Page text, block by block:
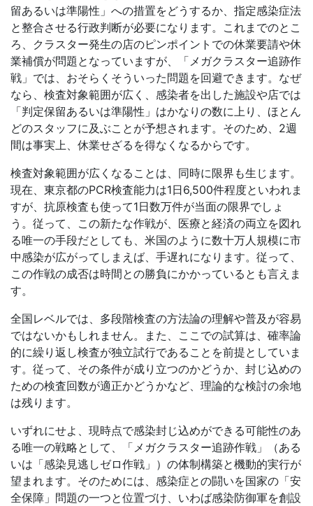
留あるいは準陽性」への措置をどうするか、指定感染症法
と整合させる行政判断が必要になります。これまでのとこ
ろ、クラスター発生の店のピンポイントでの休業要請や休
業補償が問題となっていますが、「メガクラスター追跡作
戦」では、おそらくそういった問題を回避できます。なぜ
なら、検査対象範囲が広く、感染者を出した施設や店では
「判定保留あるいは準陽性」はかなりの数に上り、ほとん
どのスタッフに及ぶことが予想されます。そのため、2週
間は事実上、休業せざるを得なくなるからです。
検査対象範囲が広くなることは、同時に限界も生じます。
現在、東京都のPCR検査能力は1日6,500件程度といわれま
すが、抗原検査も使って1日数万件が当面の限界でしょ
う。従って、この新たな作戦が、医療と経済の両立を図れ
る唯一の手段だとしても、米国のように数十万人規模に市
中感染が広がってしまえば、手遅れになります。従って、
この作戦の成否は時間との勝負にかかっているとも言えま
す。
全国レベルでは、多段階検査の方法論の理解や普及が容易
ではないかもしれません。また、ここでの試算は、確率論
的に繰り返し検査が独立試行であることを前提としていま
す。従って、その条件が成り立つのかどうか、封じ込めの
ための検査回数が適正かどうかなど、理論的な検討の余地
は残ります。
いずれにせよ、現時点で感染封じ込めができる可能性のあ
る唯一の戦略として、「メガクラスター追跡作戦」（ある
いは「感染見逃しゼロ作戦」）の体制構築と機動的実行が
望まれます。そのためには、感染症との闘いを国家の「安
全保障」問題の一つと位置づけ、いわば感染防御軍を創設